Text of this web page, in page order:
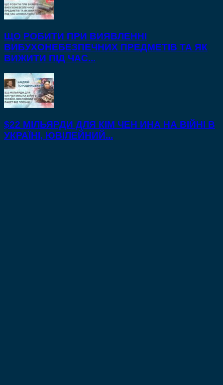
ЩО РОБИТИ ПРИ ВИЯВЛЕННІ
ВИБУХОНЕБЕЗПЕЧНИХ ПРЕДМЕТІВ ТА ЯК
ВИЖИТИ ПІД ЧАС...
$22 МІЛЬЯРДИ ДЛЯ КІМ ЧЕН ИНА НА ВІЙНІ В
УКРАЇНІ, ЮВІЛЕЙНИЙ...